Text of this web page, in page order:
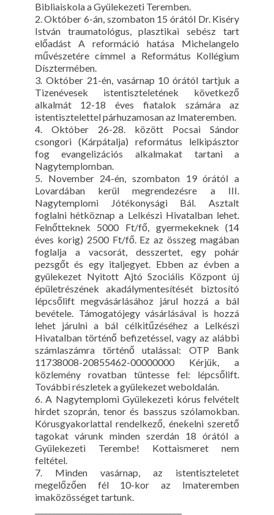
Bibliaiskola a Gyülekezeti Teremben.
2. Október 6-án, szombaton 15 órától Dr. Kiséry
István traumatológus, plasztikai sebész tart
előadást A reformáció hatása Michelangelo
művészetére címmel a Református Kollégium
Dísztermében.
3. Október 21-én, vasárnap 10 órától tartjuk a
Tizenévesek istentiszteletének következő
alkalmát 12-18 éves fiatalok számára az
istentisztelettel párhuzamosan az Imateremben.
4. Október 26-28. között Pocsai Sándor
csongori (Kárpátalja) református lelkipásztor
fog evangelizációs alkalmakat tartani a
Nagytemplomban.
5. November 24-én, szombaton 19 órától a
Lovardában kerül megrendezésre a III.
Nagytemplomi Jótékonysági Bál. Asztalt
foglalni hétköznap a Lelkészi Hivatalban lehet.
Felnőtteknek 5000 Ft/fő, gyermekeknek (14
éves korig) 2500 Ft/fő. Ez az összeg magában
foglalja a vacsorát, desszertet, egy pohár
pezsgőt és egy italjegyet. Ebben az évben a
gyülekezet Nyitott Ajtó Szociális Központ új
épületrészének akadálymentesítését biztosító
lépcsőlift megvásárlásához járul hozzá a bál
bevétele. Támogatójegy vásárlásával is hozzá
lehet járulni a bál célkitűzéséhez a Lelkészi
Hivatalban történő befizetéssel, vagy az alábbi
számlaszámra történő utalással: OTP Bank
11738008-20855462-00000000 Kérjük, a
közlemény rovatban tüntesse fel: lépcsőlift.
További részletek a gyülekezet weboldalán.
6. A Nagytemplomi Gyülekezeti kórus felvételt
hirdet szoprán, tenor és basszus szólamokban.
Kórusgyakorlattal rendelkező, énekelni szerető
tagokat várunk minden szerdán 18 órától a
Gyülekezeti Terembe! Kottaismeret nem
feltétel.
7. Minden vasárnap, az istentiszteletet
megelőzően fél 10-kor az Imateremben
imaközösséget tartunk.